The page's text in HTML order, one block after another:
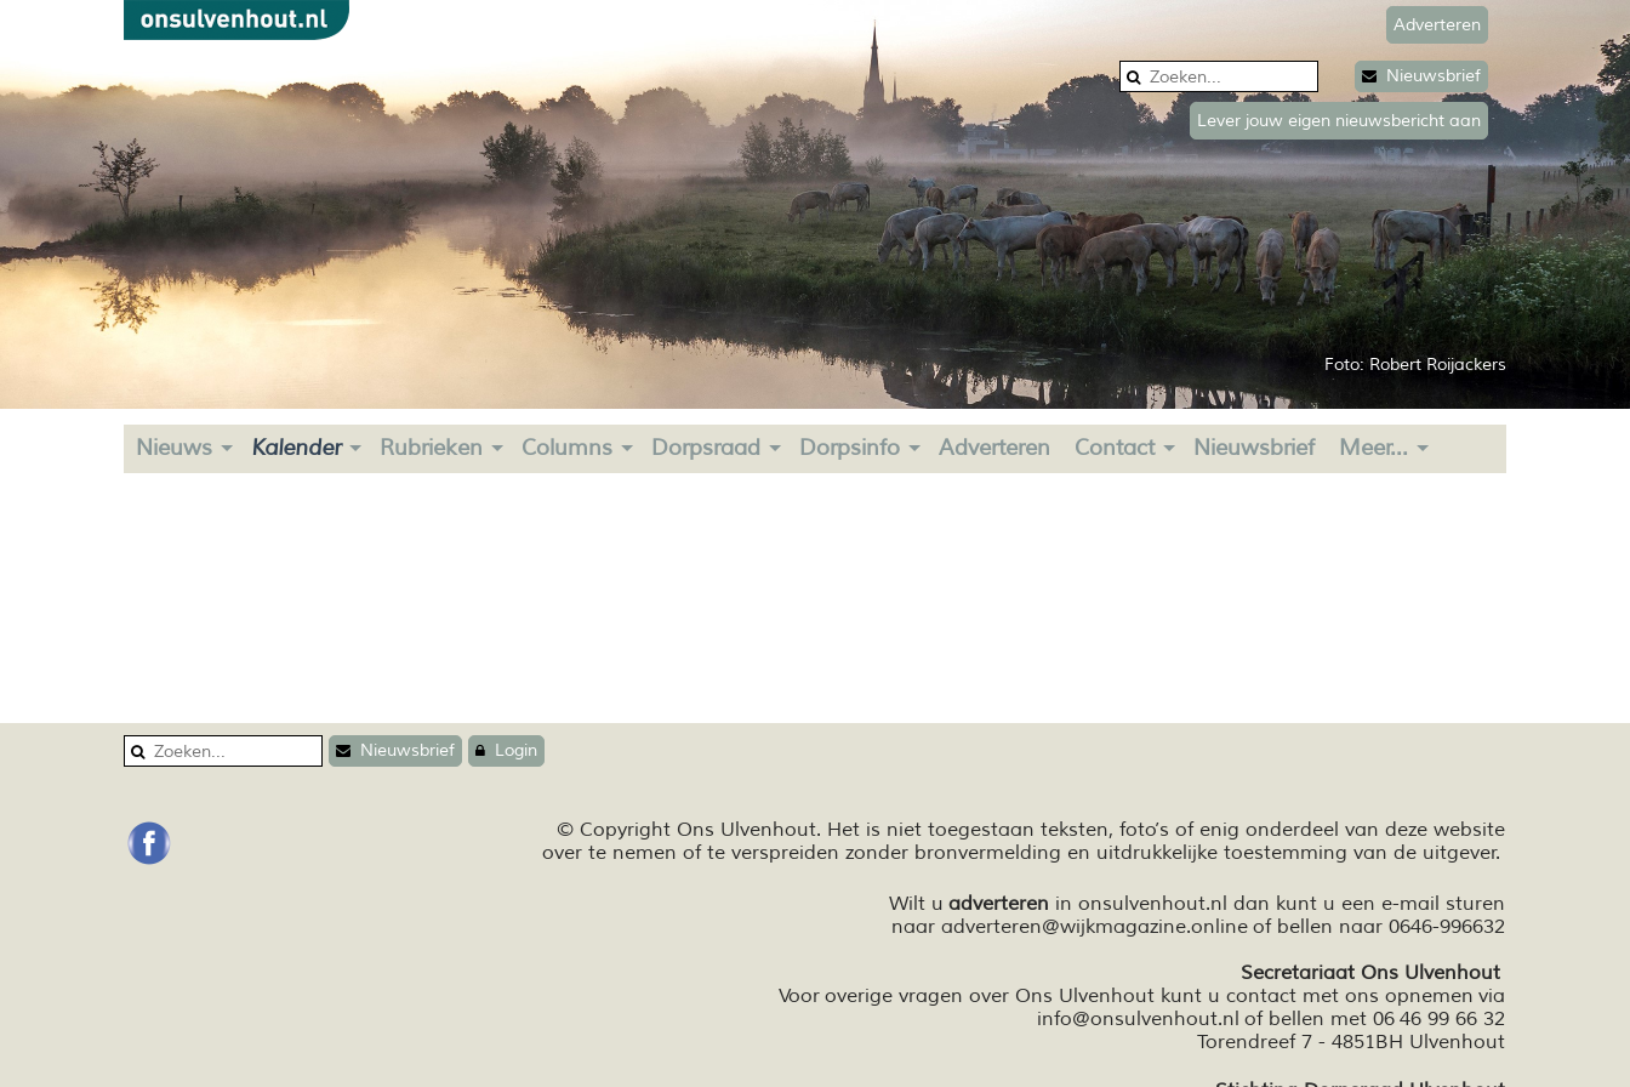
Nieuwsbrief
Nieuws Kalender Rubrieken Columns Dorpsraad Dorpsinfo Adverteren Contact Nieuwsbrief Meer...
Adverteren
Lever jouw eigen nieuwsbericht aan
Foto: Robert Roijackers
Nieuwsbrief Login
© Copyright Ons Ulvenhout. Het is niet toegestaan teksten, foto’s of enig onderdeel van deze website
over te nemen of te verspreiden zonder bronvermelding en uitdrukkelijke toestemming van de uitgever.
Wilt u adverteren in onsulvenhout.nl dan kunt u een e-mail sturen
naar adverteren@wijkmagazine.online of bellen naar 0646-996632
Secretariaat Ons Ulvenhout
Voor overige vragen over Ons Ulvenhout kunt u contact met ons opnemen via
info@onsulvenhout.nl of bellen met 06 46 99 66 32
Torendreef 7 - 4851BH Ulvenhout